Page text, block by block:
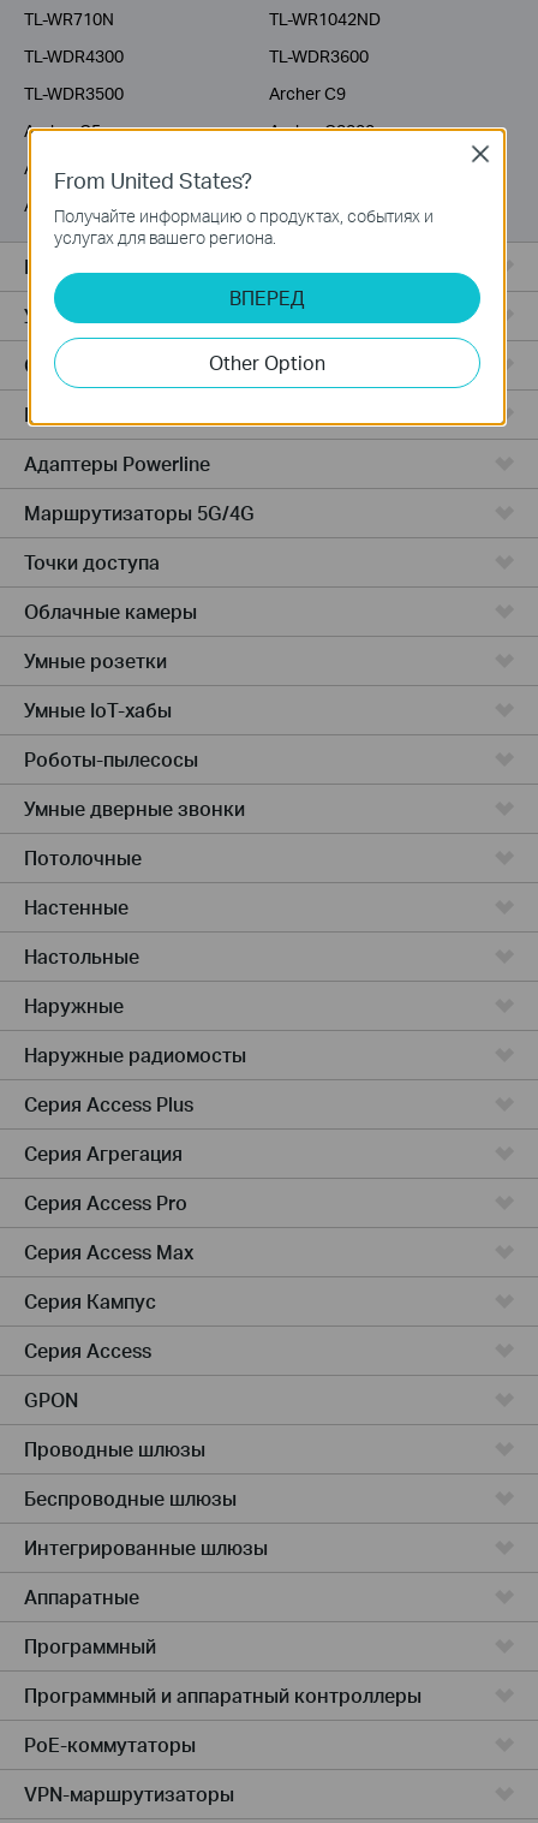
TL-WR710N
TL-WR1042ND
TL-WDR4300
TL-WDR3600
TL-WDR3500
Archer C9
Archer C5
Archer C3200
Archer C2600
Archer C2
Все комплекты Deco
Усилители Wi-Fi
Серия Fusion
Маршрутизаторы ADSL/VDSL
Адаптеры Powerline
Маршрутизаторы 5G/4G
Точки доступа
Облачные камеры
Умные розетки
Умные IoT-хабы
Роботы-пылесосы
Умные дверные звонки
Потолочные
Настенные
Настольные
Наружные
Наружные радиомосты
Серия Access Plus
Серия Агрегация
Серия Access Pro
Серия Access Max
Серия Кампус
Серия Access
GPON
Проводные шлюзы
Беспроводные шлюзы
Интегрированные шлюзы
Аппаратные
Программный
Программный и аппаратный контроллеры
PoE-коммутаторы
VPN-маршрутизаторы
From United States?
Получайте информацию о продуктах, событиях и
услугах для вашего региона.
ВПЕРЕД
Other Option
Close